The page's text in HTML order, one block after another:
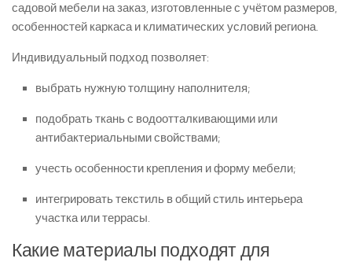
садовой мебели на заказ, изготовленные с учётом размеров,
особенностей каркаса и климатических условий региона.
Индивидуальный подход позволяет:
выбрать нужную толщину наполнителя;
подобрать ткань с водоотталкивающими или
антибактериальными свойствами;
учесть особенности крепления и форму мебели;
интегрировать текстиль в общий стиль интерьера
участка или террасы.
Какие материалы подходят для